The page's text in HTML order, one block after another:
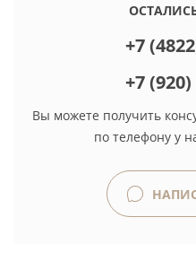
+7
+7
Вы можете получить
по телефону у